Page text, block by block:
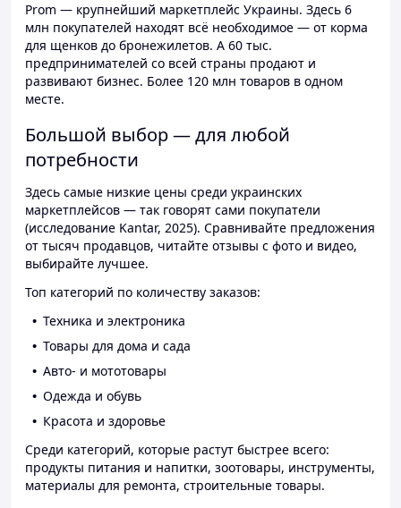
Prom — крупнейший маркетплейс Украины. Здесь 6
млн покупателей находят всё необходимое — от корма
для щенков до бронежилетов. А 60 тыс.
предпринимателей со всей страны продают и
развивают бизнес. Более 120 млн товаров в одном
месте.
Большой выбор — для любой
потребности
Здесь самые низкие цены среди украинских
маркетплейсов — так говорят сами покупатели
(исследование Kantar, 2025). Сравнивайте предложения
от тысяч продавцов, читайте отзывы с фото и видео,
выбирайте лучшее.
Топ категорий по количеству заказов:
Техника и электроника
Товары для дома и сада
Авто- и мототовары
Одежда и обувь
Красота и здоровье
Среди категорий, которые растут быстрее всего:
продукты питания и напитки, зоотовары, инструменты,
материалы для ремонта, строительные товары.